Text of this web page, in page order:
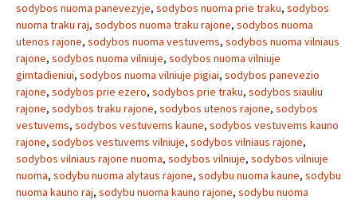
sodybos nuoma panevezyje, sodybos nuoma prie traku, sodybos
nuoma traku raj, sodybos nuoma traku rajone, sodybos nuoma
utenos rajone, sodybos nuoma vestuvems, sodybos nuoma vilniaus
rajone, sodybos nuoma vilniuje, sodybos nuoma vilniuje
gimtadieniui, sodybos nuoma vilniuje pigiai, sodybos panevezio
rajone, sodybos prie ezero, sodybos prie traku, sodybos siauliu
rajone, sodybos traku rajone, sodybos utenos rajone, sodybos
vestuvems, sodybos vestuvems kaune, sodybos vestuvems kauno
rajone, sodybos vestuvems vilniuje, sodybos vilniaus rajone,
sodybos vilniaus rajone nuoma, sodybos vilniuje, sodybos vilniuje
nuoma, sodybu nuoma alytaus rajone, sodybu nuoma kaune, sodybu
nuoma kauno raj, sodybu nuoma kauno rajone, sodybu nuoma